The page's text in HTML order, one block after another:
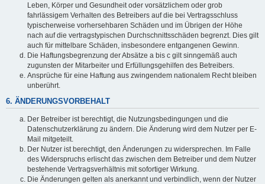
Leben, Körper und Gesundheit oder vorsätzlichem oder grob
fahrlässigem Verhalten des Betreibers auf die bei Vertragsschluss
typischerweise vorhersehbaren Schäden und im Übrigen der Höhe
nach auf die vertragstypischen Durchschnittsschäden begrenzt. Dies gilt
auch für mittelbare Schäden, insbesondere entgangenen Gewinn.
Die Haftungsbegrenzung der Absätze a bis c gilt sinngemäß auch
zugunsten der Mitarbeiter und Erfüllungsgehilfen des Betreibers.
Ansprüche für eine Haftung aus zwingendem nationalem Recht bleiben
unberührt.
6. ÄNDERUNGSVORBEHALT
Der Betreiber ist berechtigt, die Nutzungsbedingungen und die
Datenschutzerklärung zu ändern. Die Änderung wird dem Nutzer per E-
Mail mitgeteilt.
Der Nutzer ist berechtigt, den Änderungen zu widersprechen. Im Falle
des Widerspruchs erlischt das zwischen dem Betreiber und dem Nutzer
bestehende Vertragsverhältnis mit sofortiger Wirkung.
Die Änderungen gelten als anerkannt und verbindlich, wenn der Nutzer